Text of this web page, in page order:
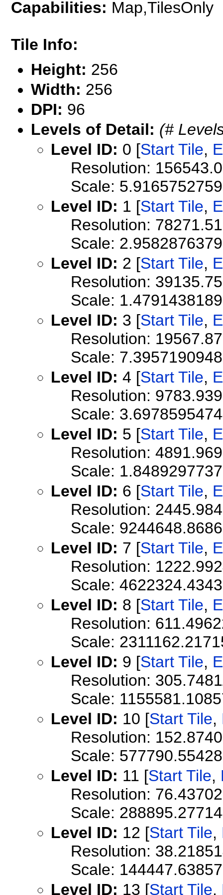
Capabilities: Map,TilesOnly
Tile Info:
Height: 256
Width: 256
DPI: 96
Levels of Detail: (#
Level ID: 0 [Start Tile,
Resolution:
Scale:
Level ID: 1 [Start Tile,
Resolution:
Scale:
Level ID: 2 [Start Tile,
Resolution:
Scale:
Level ID: 3 [Start Tile,
Resolution:
Scale:
Level ID: 4 [Start Tile,
Resolution:
Scale:
Level ID: 5 [Start Tile,
Resolution:
Scale:
Level ID: 6 [Start Tile,
Resolution:
Scale:
Level ID: 7 [Start Tile,
Resolution:
Scale:
Level ID: 8 [Start Tile,
Resolution:
Scale:
Level ID: 9 [Start Tile,
Resolution:
Scale:
Level ID: 10 [Start Tile,
Resolution:
Scale:
Level ID: 11 [Start Tile,
Resolution:
Scale:
Level ID: 12 [Start Tile,
Resolution:
Scale:
Level ID: 13 [Start Tile,